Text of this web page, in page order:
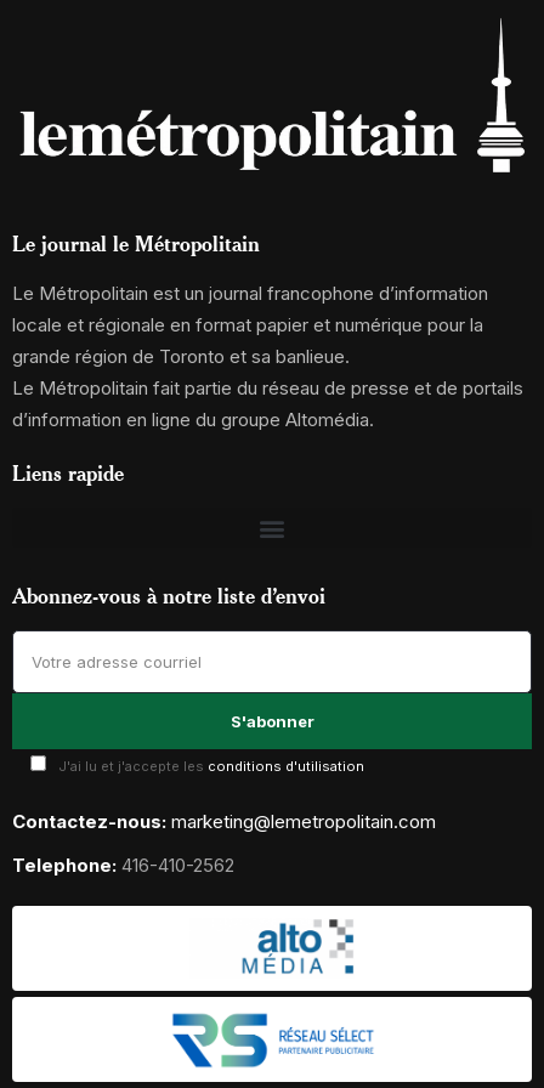
Le journal le Métropolitain
Le Métropolitain est un journal francophone d’information
locale et régionale en format papier et numérique pour la
grande région de Toronto et sa banlieue.
Le Métropolitain fait partie du réseau de presse et de portails
d’information en ligne du groupe Altomédia.
Liens rapide
Abonnez-vous à notre liste d’envoi
J'ai lu et j'accepte les conditions d'utilisation
Contactez-nous: marketing@lemetropolitain.com
Telephone: 416-410-2562